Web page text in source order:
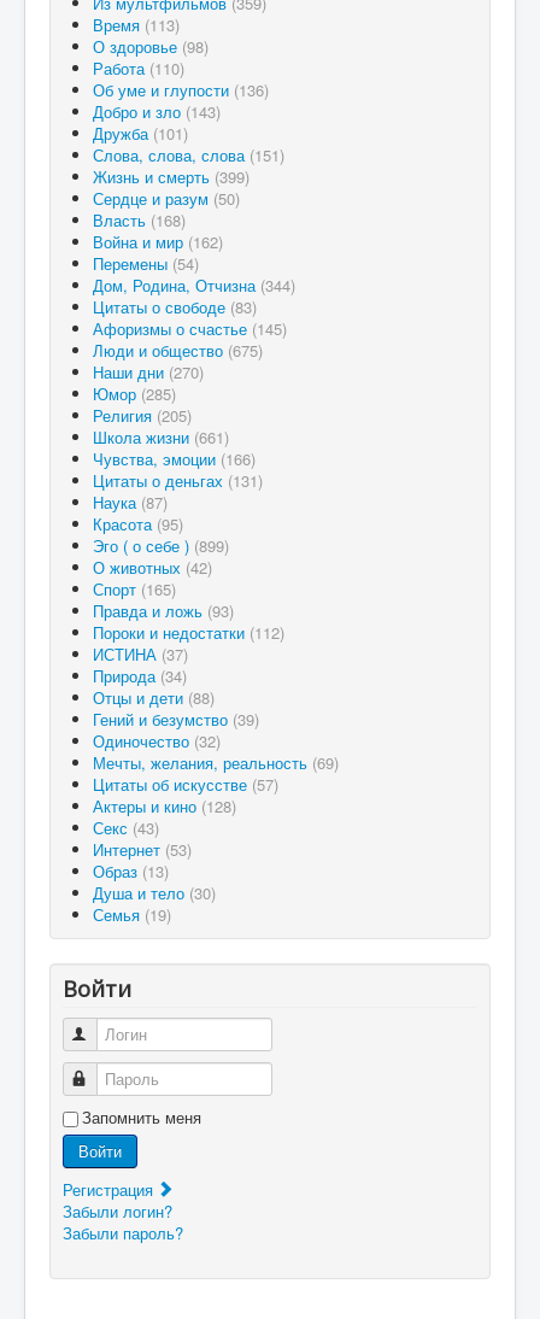
Время (113)
О здоровье (98)
Работа (110)
Об уме и глупости (136)
Добро и зло (143)
Дружба (101)
Слова, слова, слова (151)
Жизнь и смерть (399)
Сердце и разум (50)
Власть (168)
Война и мир (162)
Перемены (54)
Дом, Родина, Отчизна (344)
Цитаты о свободе (83)
Афоризмы о счастье (145)
Люди и общество (675)
Наши дни (270)
Юмор (285)
Религия (205)
Школа жизни (661)
Чувства, эмоции (166)
Цитаты о деньгах (131)
Наука (87)
Красота (95)
Эго ( о себе ) (899)
О животных (42)
Спорт (165)
Правда и ложь (93)
Пороки и недостатки (112)
ИСТИНА (37)
Природа (34)
Отцы и дети (88)
Гений и безумство (39)
Одиночество (32)
Мечты, желания, реальность (69)
Цитаты об искусстве (57)
Актеры и кино (128)
Секс (43)
Интернет (53)
Образ (13)
Душа и тело (30)
Семья (19)
Войти
Логин
Пароль
Запомнить меня
Войти
Регистрация
Забыли логин?
Забыли пароль?